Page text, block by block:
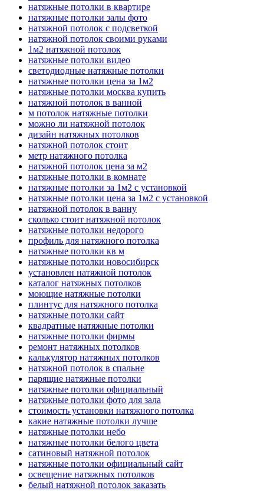
натяжные потолки в квартире
натяжные потолки залы фото
натяжной потолок с подсветкой
натяжной потолок своими руками
1м2 натяжной потолок
натяжные потолки видео
светодиодные натяжные потолки
натяжные потолки цена за 1м2
натяжные потолки москва купить
натяжной потолок в ванной
м потолок натяжные потолки
можно ли натяжной потолок
дизайн натяжных потолков
натяжной потолок стоит
метр натяжного потолка
натяжной потолок цена за м2
натяжные потолки в комнате
натяжные потолки за 1м2 с установкой
натяжные потолки цена за 1м2 с установкой
натяжной потолок в ванну
сколько стоит натяжной потолок
натяжные потолки недорого
профиль для натяжного потолка
натяжные потолки кв м
натяжные потолки новосибирск
установлен натяжной потолок
каталог натяжных потолков
моющие натяжные потолки
плинтус для натяжного потолка
натяжные потолки сайт
квадратные натяжные потолки
натяжные потолки фирмы
ремонт натяжных потолков
калькулятор натяжных потолков
натяжной потолок в спальне
парящие натяжные потолки
натяжные потолки официальный
натяжные потолки фото для зала
стоимость установки натяжного потолка
какие натяжные потолки лучше
натяжные потолки небо
натяжные потолки белого цвета
сатиновый натяжной потолок
натяжные потолки официальный сайт
освещение натяжных потолков
белый натяжной потолок заказать